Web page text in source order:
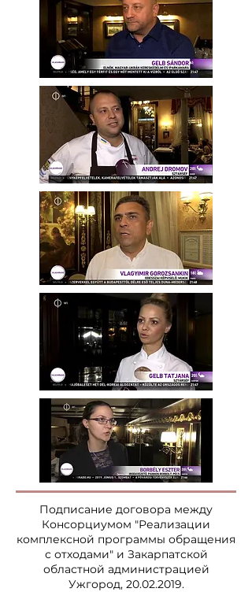
Подписание договора между
Консорциумом "Реализации
комплексной программы обращения
с отходами" и Закарпатской
областной администрацией
Ужгород, 20.02.2019.